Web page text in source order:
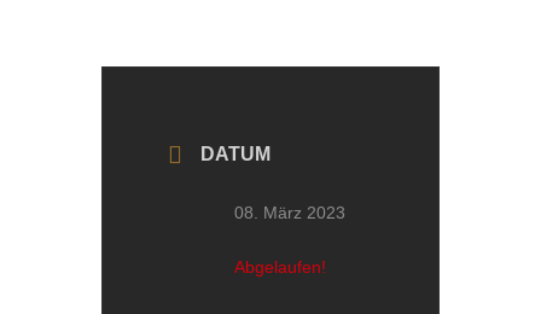
DATUM
08. März 2023
Abgelaufen!